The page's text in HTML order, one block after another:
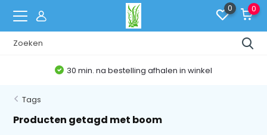
0 0
30 min. na bestelling afhalen in winkel
Tags
Producten getagd met boom